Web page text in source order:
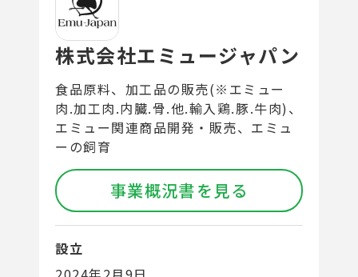
株式会社エミュージャパン
食品原料、加工品の販売(※エミュー
肉.加工肉.内臓.骨.他.輸入鶏.豚.牛肉)、
エミュー関連商品開発・販売、エミュ
ーの飼育
事業概況書を見る
設立